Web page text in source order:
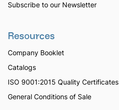
Subscribe to our Newsletter
Resources
Company Booklet
Catalogs
ISO 9001:2015 Quality Certificates
General Conditions of Sale